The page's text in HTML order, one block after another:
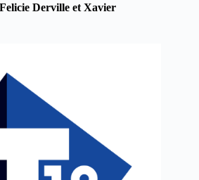
Derville et Xavier